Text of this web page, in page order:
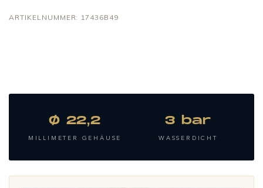
ARTIKELNUMMER: 17436B49
Ø 22,2
MILLIMETER GEHÄUSE
3 bar
WASSERDICHT